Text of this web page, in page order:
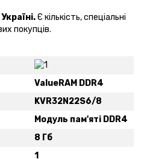
Є кількість, спеціальні
покупців.
ValueRAM DDR4
KVR32N22S6/8
Модуль пам'яті DDR4
8 Гб
1